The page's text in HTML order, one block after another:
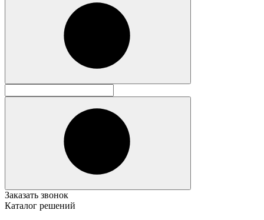
Заказать звонок
Каталог решений